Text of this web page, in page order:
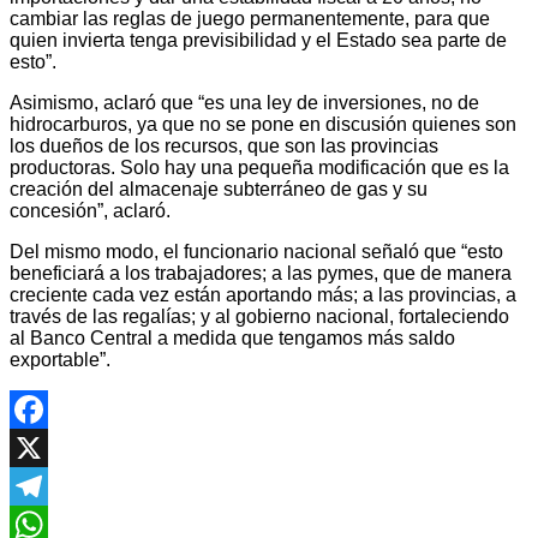
cambiar las reglas de juego permanentemente, para que
quien invierta tenga previsibilidad y el Estado sea parte de
esto”.
Asimismo, aclaró que “es una ley de inversiones, no de
hidrocarburos, ya que no se pone en discusión quienes son
los dueños de los recursos, que son las provincias
productoras. Solo hay una pequeña modificación que es la
creación del almacenaje subterráneo de gas y su
concesión”, aclaró.
Del mismo modo, el funcionario nacional señaló que “esto
beneficiará a los trabajadores; a las pymes, que de manera
creciente cada vez están aportando más; a las provincias, a
través de las regalías; y al gobierno nacional, fortaleciendo
al Banco Central a medida que tengamos más saldo
exportable”.
Facebook
X
Telegram